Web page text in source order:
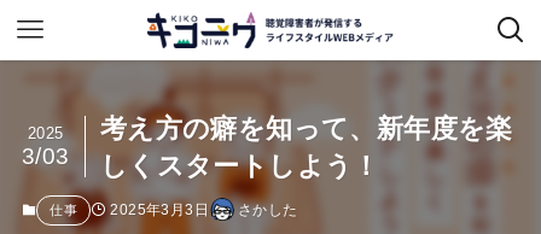
考え方の癖を知って、新年度を楽
しくスタートしよう！
2025
3/03
仕事 2025年3月3日 さかした